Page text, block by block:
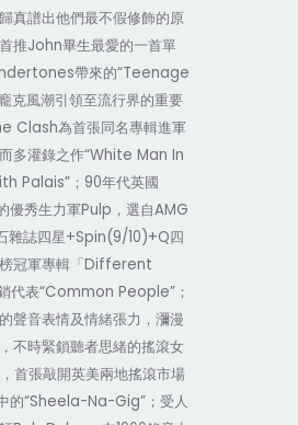
真譜出他們最不假修飾的原
推John畢生最愛的一首單
帶來的“Teenage
克風潮引領至流行界的重要
Clash為首張同名專輯進軍
多灌錄之作“White Man In
Palais”； 90年代英國
優秀生力軍Pulp ，選自AMG
雜誌四星+Spin(9/10)+Q 四
冠軍專輯「 Different
代表“Common People”；
聲音表情及情緒張力，瀰漫
不時緊鎖聽者思緒的搖滾女
，首張敲開英美兩地搖滾市場
的“Sheela-Na-Gig”；受人